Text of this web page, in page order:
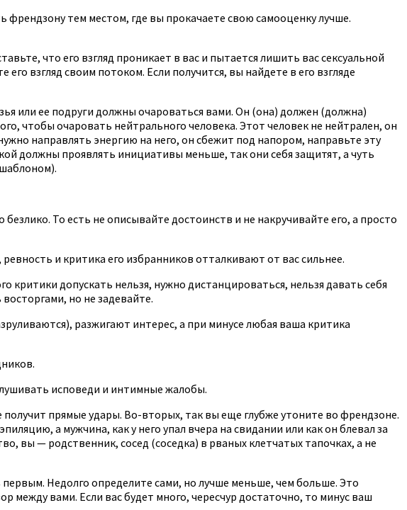
френдзону тем местом, где вы прокачаете свою самооценку лучше.
что его взгляд проникает в вас и пытается лишить вас сексуальной
взгляд своим потоком. Если получится, вы найдете в его взгляде
или ее подруги должны очароваться вами. Он (она) должен (должна)
чтобы очаровать нейтрального человека. Этот человек не нейтрален, он
направлять энергию на него, он сбежит под напором, направьте эту
должны проявлять инициативы меньше, так они себя защитят, а чуть
То есть не описывайте достоинств и не накручивайте его, а просто
и критика его избранников отталкивают от вас сильнее.
критики допускать нельзя, нужно дистанцироваться, нельзя давать себя
но не задевайте.
разжигают интерес, а при минусе любая ваша критика
исповеди и интимные жалобы.
прямые удары. Во-вторых, так вы еще глубже утоните во френдзоне.
а мужчина, как у него упал вчера на свидании или как он блевал за
вы — родственник, сосед (соседка) в рваных клетчатых тапочках, а не
Недолго определите сами, но лучше меньше, чем больше. Это
между вами. Если вас будет много, чересчур достаточно, то минус ваш